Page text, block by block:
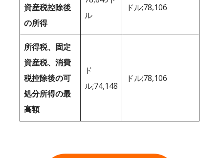
資産税控除後
の所得
ル
ドル;78,106
所得税、固定
資産税、消費
税控除後の可
処分所得の最
高額
ド
ル;74,148
ドル;78,106